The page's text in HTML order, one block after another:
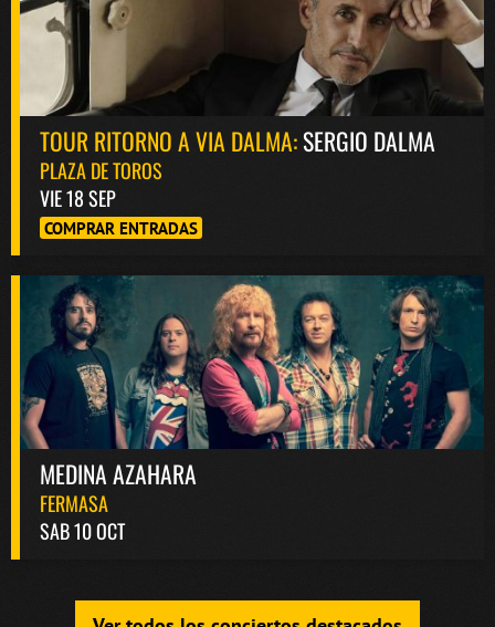
TOUR RITORNO A VIA DALMA:SERGIO DALMA
PLAZA DE TOROS
VIE 18 SEP
COMPRAR ENTRADAS
MEDINA AZAHARA
FERMASA
SAB 10 OCT